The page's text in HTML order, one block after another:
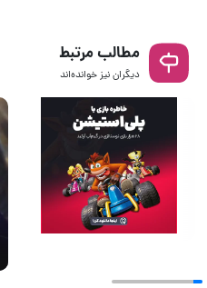
مطالب مرتبط
دیگران نیز خوانده‌اند